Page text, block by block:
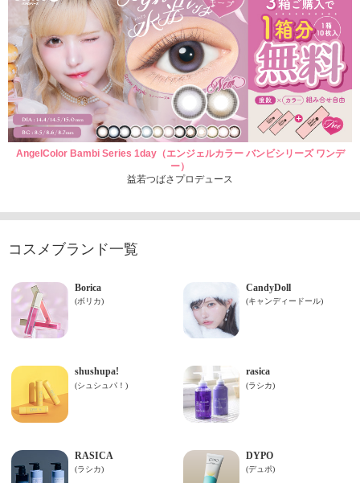
AngelColor Bambi Series 1day（エンジェルカラー バンビシリーズ ワンデ
ー）
益若つばさプロデュース
コスメブランド一覧